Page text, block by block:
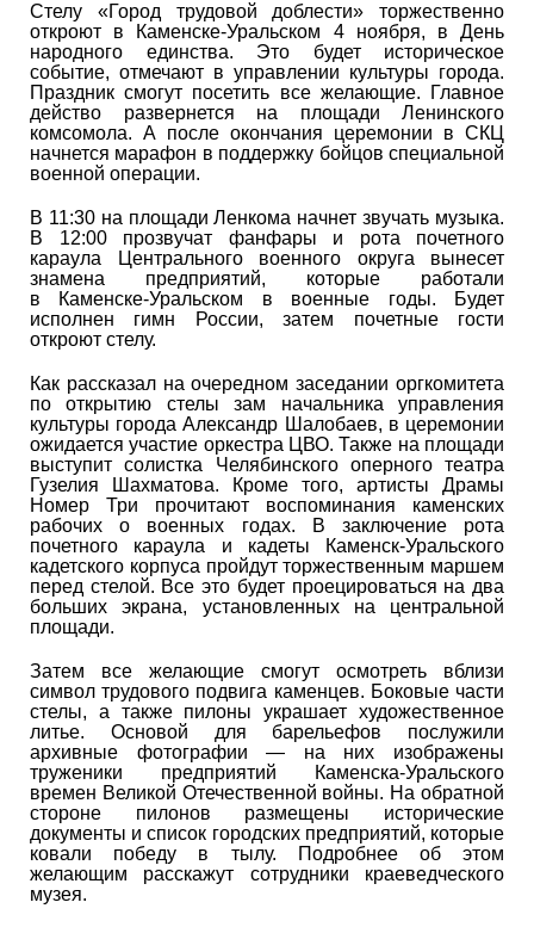
Стелу «Город трудовой доблести» торжественно
откроют в Каменске-Уральском 4 ноября, в День
народного единства. Это будет историческое
событие, отмечают в управлении культуры города.
Праздник смогут посетить все желающие. Главное
действо развернется на площади Ленинского
комсомола. А после окончания церемонии в СКЦ
начнется марафон в поддержку бойцов специальной
военной операции.
В 11:30 на площади Ленкома начнет звучать музыка.
В 12:00 прозвучат фанфары и рота почетного
караула Центрального военного округа вынесет
знамена предприятий, которые работали
в Каменске-Уральском в военные годы. Будет
исполнен гимн России, затем почетные гости
откроют стелу.
Как рассказал на очередном заседании оргкомитета
по открытию стелы зам начальника управления
культуры города Александр Шалобаев, в церемонии
ожидается участие оркестра ЦВО. Также на площади
выступит солистка Челябинского оперного театра
Гузелия Шахматова. Кроме того, артисты Драмы
Номер Три прочитают воспоминания каменских
рабочих о военных годах. В заключение рота
почетного караула и кадеты Каменск-Уральского
кадетского корпуса пройдут торжественным маршем
перед стелой. Все это будет проецироваться на два
больших экрана, установленных на центральной
площади.
Затем все желающие смогут осмотреть вблизи
символ трудового подвига каменцев. Боковые части
стелы, а также пилоны украшает художественное
литье. Основой для барельефов послужили
архивные фотографии — на них изображены
труженики предприятий Каменска-Уральского
времен Великой Отечественной войны. На обратной
стороне пилонов размещены исторические
документы и список городских предприятий, которые
ковали победу в тылу. Подробнее об этом
желающим расскажут сотрудники краеведческого
музея.